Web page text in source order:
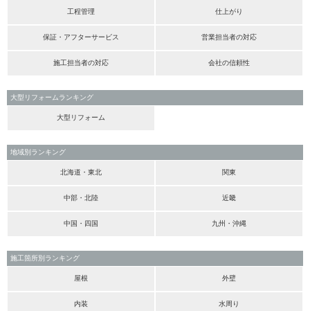
工程管理 仕上がり
保証・アフターサービス 営業担当者の対応
施工担当者の対応 会社の信頼性
大型リフォームランキング
大型リフォーム
地域別ランキング
北海道・東北 関東
中部・北陸 近畿
中国・四国 九州・沖縄
施工箇所別ランキング
屋根 外壁
内装 水周り